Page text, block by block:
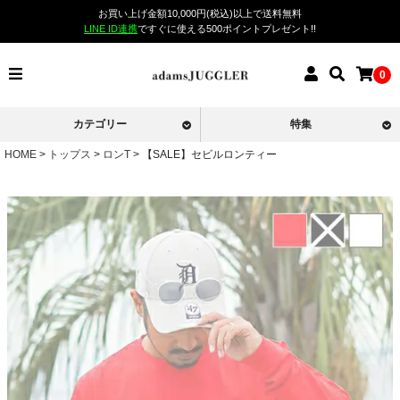
お買い上げ金額10,000円(税込)以上で送料無料
LINE ID連携ですぐに使える500ポイントプレゼント!!
0
カテゴリー 特集
HOME トップス ロンT 【SALE】セビルロンティー